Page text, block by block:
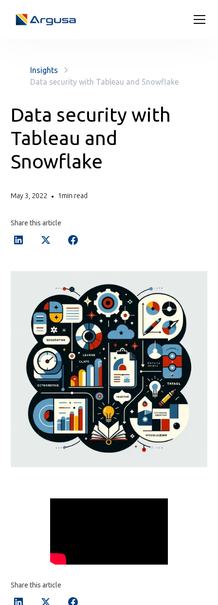
Insights
Data security with Tableau and Snowflake
Data security with
Tableau and
Snowflake
May 3, 2022 • 1 min read
Share this article
Share this article